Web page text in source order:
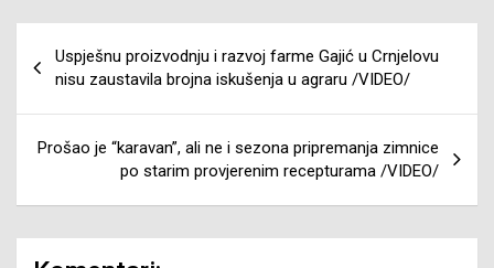
članaka
Uspješnu proizvodnju i razvoj farme Gajić u Crnjelovu
nisu zaustavila brojna iskušenja u agraru /VIDEO/
Prošao je “karavan”, ali ne i sezona pripremanja zimnice
po starim provjerenim recepturama /VIDEO/